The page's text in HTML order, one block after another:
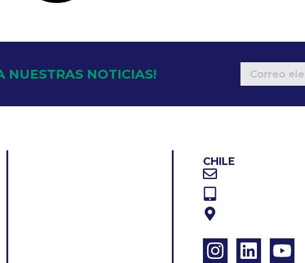
NUESTRAS NOTICIAS!
CHILE